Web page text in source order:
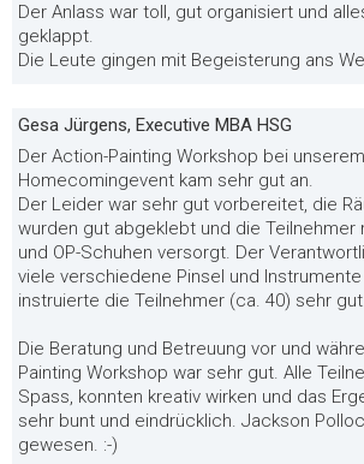
Der Anlass war toll, gut organisiert und
geklappt.
Die Leute gingen mit Begeisterung ans
Gesa Jürgens, Executive MBA HSG
Der Action-Painting Workshop bei unserem
Homecomingevent kam sehr gut an.
Der Leider war sehr gut vorbereitet, die
wurden gut abgeklebt und die Teilnehmer
und OP-Schuhen versorgt. Der
viele verschiedene Pinsel und
instruierte die Teilnehmer (ca. 40) sehr
Die Beratung und Betreuung vor und
Painting Workshop war sehr gut. Alle
Spass, konnten kreativ wirken und das
sehr bunt und eindrücklich. Jackson
gewesen. :-)